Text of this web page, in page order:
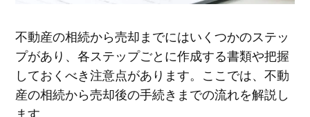
不動産の相続から売却までにはいくつかのステッ
プがあり、各ステップごとに作成する書類や把握
しておくべき注意点があります。ここでは、不動
産の相続から売却後の手続きまでの流れを解説し
ます。